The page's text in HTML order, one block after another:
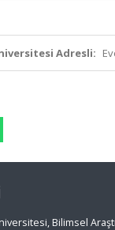
Adresli:
Bilimsel